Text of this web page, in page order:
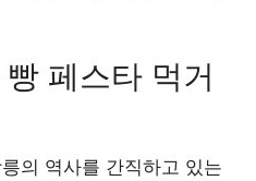
페스타 먹거
의 역사를 간직하고 있는